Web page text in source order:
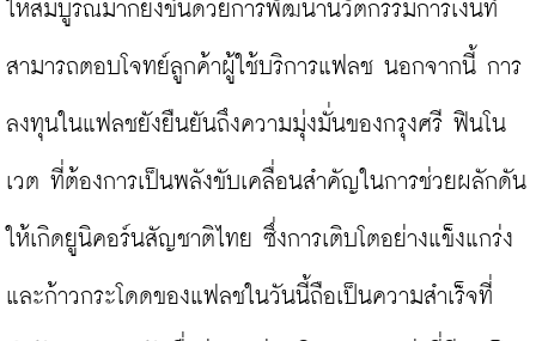
ให้สมบูรณ์มากยิ่งขึ้นด้วยการพัฒนานวัตกรรมการเงินที่
สามารถตอบโจทย์ลูกค้าผู้ใช้บริการแฟลช นอกจากนี้ การ
ลงทุนในแฟลชยังยืนยันถึงความมุ่งมั่นของกรุงศรี ฟินโน
เวต ที่ต้องการเป็นพลังขับเคลื่อนสำคัญในการช่วยผลักดัน
ให้เกิดยูนิคอร์นสัญชาติไทย ซึ่งการเติบโตอย่างแข็งแกร่ง
และก้าวกระโดดของแฟลชในวันนี้ถือเป็นความสำเร็จที่